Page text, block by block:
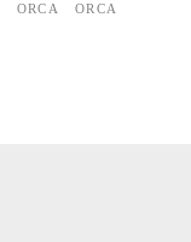
ORCA ORCA